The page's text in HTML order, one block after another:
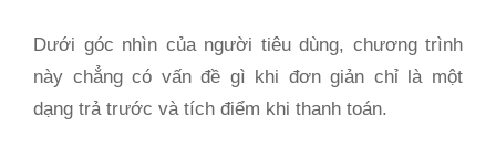
Dưới góc nhìn của người tiêu dùng, chương trình
này chẳng có vấn đề gì khi đơn giản chỉ là một
dạng trả trước và tích điểm khi thanh toán.